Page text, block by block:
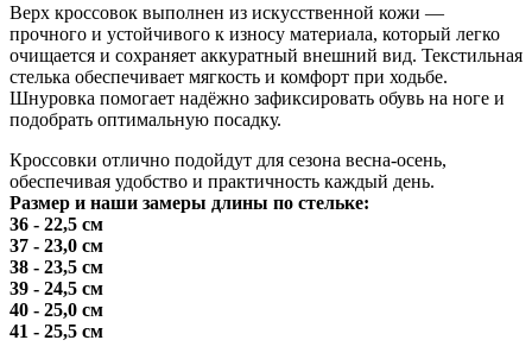
Верх кроссовок выполнен из искусственной кожи —
прочного и устойчивого к износу материала, который легко
очищается и сохраняет аккуратный внешний вид. Текстильная
стелька обеспечивает мягкость и комфорт при ходьбе.
Шнуровка помогает надёжно зафиксировать обувь на ноге и
подобрать оптимальную посадку.
Кроссовки отлично подойдут для сезона весна-осень,
обеспечивая удобство и практичность каждый день.
Размер и наши замеры длины по стельке:
36 - 22,5 см
37 - 23,0 см
38 - 23,5 см
39 - 24,5 см
40 - 25,0 см
41 - 25,5 см